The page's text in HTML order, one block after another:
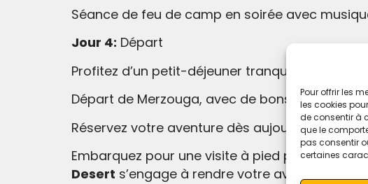
Pour offrir les
les cookies
de consentir à
que le
pas consentir
certaines
Séance de feu de camp en soirée avec
Jour 4: Départ
Profitez d’un petit-déjeuner tranquille et
Départ de Merzouga, avec de bons souvenirs
Réservez votre aventure dès aujourd’hui !
Embarquez pour une visite à pied pas
Desert s’engage à rendre votre aventure